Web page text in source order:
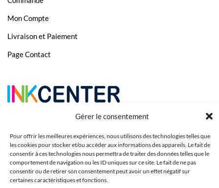
Gérer le consentement
Pour offrir les meilleures expériences, nous utilisons des technologies telles que
les cookies pour stocker et/ou accéder aux informations des appareils. Le fait de
consentir à ces technologies nous permettra de traiter des données telles que le
comportement de navigation ou les ID uniques sur ce site. Le fait de ne pas
consentir ou de retirer son consentement peut avoir un effet négatif sur
certaines caractéristiques et fonctions.
Mon Compte
Livraison et Paiement
Page Contact